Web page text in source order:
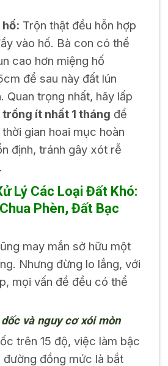
Trộn thật đều hỗn hợp
vào hố. Bà con có thể
cao hơn miệng hố
để sau này đất lún
Quan trọng nhất, hãy lấp
ít nhất 1 tháng để
gian hoai mục hoàn
định, tránh gây xót rễ
Lý Các Loại Đất Khó:
Phèn, Đất Bạc
may mắn sở hữu một
Nhưng đừng lo lắng, với
mọi vấn đề đều có thể
và nguy cơ xói mòn
trên 15 độ, việc làm bậc
đồng mức là bắt